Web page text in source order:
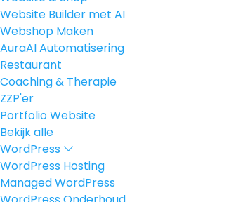
Website Builder met AI
Webshop Maken
AuraAI Automatisering
Restaurant
Coaching & Therapie
ZZP'er
Portfolio Website
Bekijk alle
WordPress
WordPress Hosting
Managed WordPress